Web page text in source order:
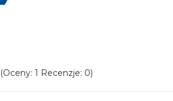
(Oceny: 1 Recenzje: 0)